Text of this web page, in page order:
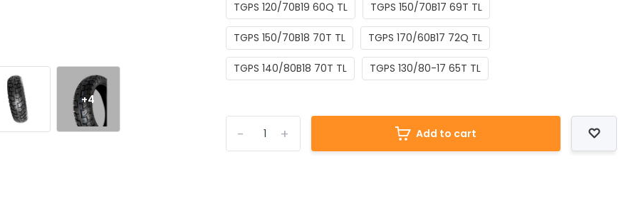
+4
TGPS 120/70B19 60Q TL TGPS 150/70B17 69T TL
TGPS 150/70B18 70T TL TGPS 170/60B17 72Q TL
TGPS 140/80B18 70T TL TGPS 130/80-17 65T TL
+
- Add to cart